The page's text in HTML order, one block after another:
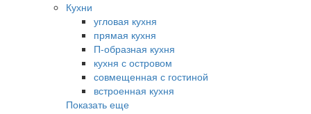
Кухни
угловая кухня
прямая кухня
П-образная кухня
кухня с островом
совмещенная с гостиной
встроенная кухня
Показать еще